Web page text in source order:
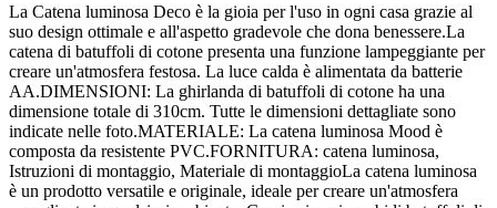
La Catena luminosa Deco è la gioia per l'uso in ogni casa grazie al
suo design ottimale e all'aspetto gradevole che dona benessere.La
catena di batuffoli di cotone presenta una funzione lampeggiante per
creare un'atmosfera festosa. La luce calda è alimentata da batterie
AA.DIMENSIONI: La ghirlanda di batuffoli di cotone ha una
dimensione totale di 310cm. Tutte le dimensioni dettagliate sono
indicate nelle foto.MATERIALE: La catena luminosa Mood è
composta da resistente PVC.FORNITURA: catena luminosa,
Istruzioni di montaggio, Materiale di montaggioLa catena luminosa
è un prodotto versatile e originale, ideale per creare un'atmosfera